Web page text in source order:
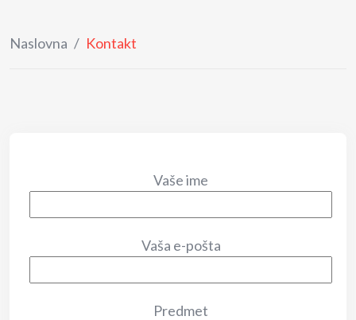
Naslovna / Kontakt
Vaše ime
Vaša e-pošta
Predmet